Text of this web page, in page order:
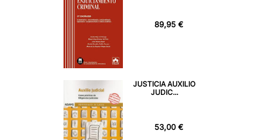
89,95 €
JUSTICIA AUXILIO
JUDIC...
53,00 €